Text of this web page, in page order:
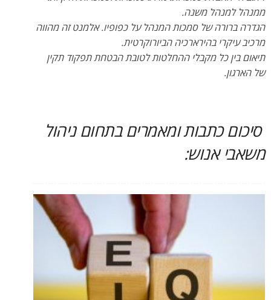
ממנהל למנהל משנה.
הגדרה ברורה של סמכות המנהל על כפופיו. אלמנט זה מהווה
מרכיב עיקרי בהירארכיה הביורוקרטית.
תיאום בין כל מקבלי ההחלטות לטובת הבטחת תפקוד תקין
של הארגון.
סיכום כתבות ומאמרים בתחום ניהול
משאבי אנוש: